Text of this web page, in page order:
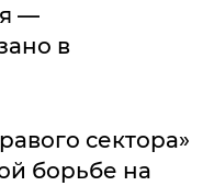
—
в
сектора»
борьбе на